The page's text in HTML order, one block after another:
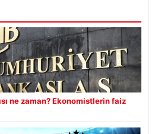
ne zaman? Ekonomistlerin faiz